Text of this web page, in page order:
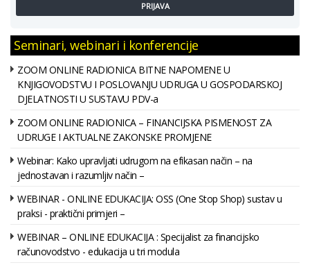
PRIJAVA
Seminari, webinari i konferencije
ZOOM ONLINE RADIONICA BITNE NAPOMENE U
KNJIGOVODSTVU I POSLOVANJU UDRUGA U GOSPODARSKOJ
DJELATNOSTI U SUSTAVU PDV-a
ZOOM ONLINE RADIONICA – FINANCIJSKA PISMENOST ZA
UDRUGE I AKTUALNE ZAKONSKE PROMJENE
Webinar: Kako upravljati udrugom na efikasan način – na
jednostavan i razumljiv način –
WEBINAR - ONLINE EDUKACIJA: OSS (One Stop Shop) sustav u
praksi - praktični primjeri –
WEBINAR – ONLINE EDUKACIJA : Specijalist za financijsko
računovodstvo - edukacija u tri modula